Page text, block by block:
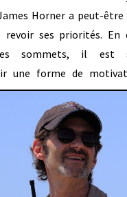
Horner a peut-être
revoir ses priorités. En
sommets, il est
une forme de